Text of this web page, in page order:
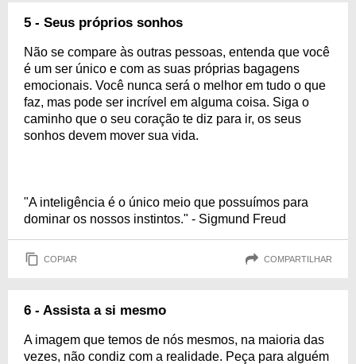
5 - Seus próprios sonhos
Não se compare às outras pessoas, entenda que você
é um ser único e com as suas próprias bagagens
emocionais. Você nunca será o melhor em tudo o que
faz, mas pode ser incrível em alguma coisa. Siga o
caminho que o seu coração te diz para ir, os seus
sonhos devem mover sua vida.
"A inteligência é o único meio que possuímos para
dominar os nossos instintos." - Sigmund Freud
COPIAR COMPARTILHAR
6 - Assista a si mesmo
A imagem que temos de nós mesmos, na maioria das
vezes, não condiz com a realidade. Peça para alguém